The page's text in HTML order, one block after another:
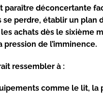
paraître déconcertante
se perdre, établir un
achats dès le sixième
pression de l’imminence.
ressembler à :
comme le lit, la